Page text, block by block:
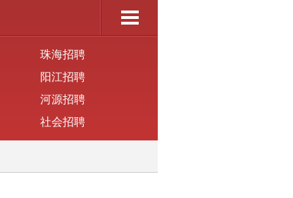
珠海招聘
阳江招聘
河源招聘
社会招聘